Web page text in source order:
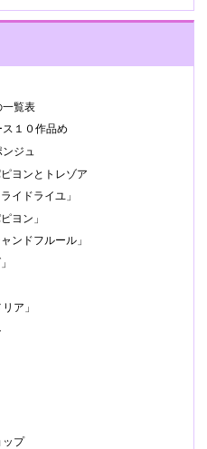
一覧表
１０作品め
ジュ
ヨンとトレゾア
イドライユ」
ヨン」
ンドフルール」
ア」
ップ